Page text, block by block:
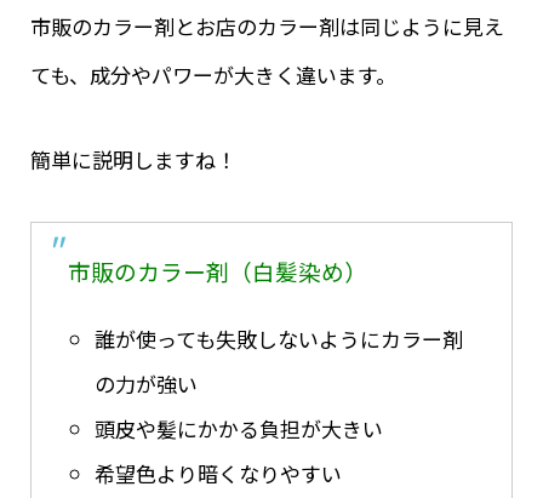
市販のカラー剤とお店のカラー剤は同じように見え
ても、成分やパワーが大きく違います。
簡単に説明しますね！
市販のカラー剤（白髪染め）
誰が使っても失敗しないようにカラー剤
の力が強い
頭皮や髪にかかる負担が大きい
希望色より暗くなりやすい